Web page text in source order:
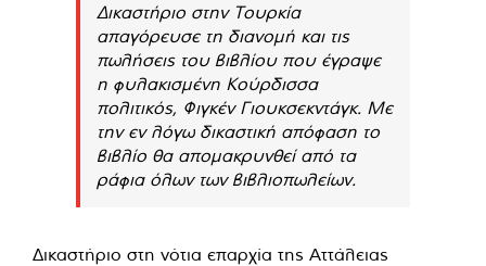
Δικαστήριο στην Τουρκία
απαγόρευσε τη διανομή και τις
πωλήσεις του βιβλίου που έγραψε
η φυλακισμένη Κούρδισσα
πολιτικός, Φιγκέν Γιουκσεκντάγκ. Με
την εν λόγω δικαστική απόφαση το
βιβλίο θα απομακρυνθεί από τα
ράφια όλων των βιβλιοπωλείων.
Δικαστήριο στη νότια επαρχία της Αττάλειας